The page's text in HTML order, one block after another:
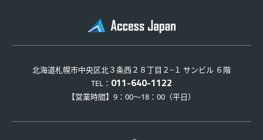
北海道札幌市中央区北３条西２８丁目２−１ サンビル ６階
TEL： 011-640-1122
【営業時間】9：00～18：00（平日）